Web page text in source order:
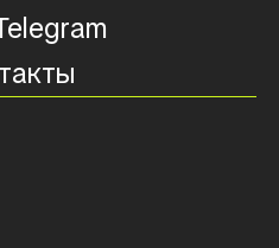
соглашение
ПД